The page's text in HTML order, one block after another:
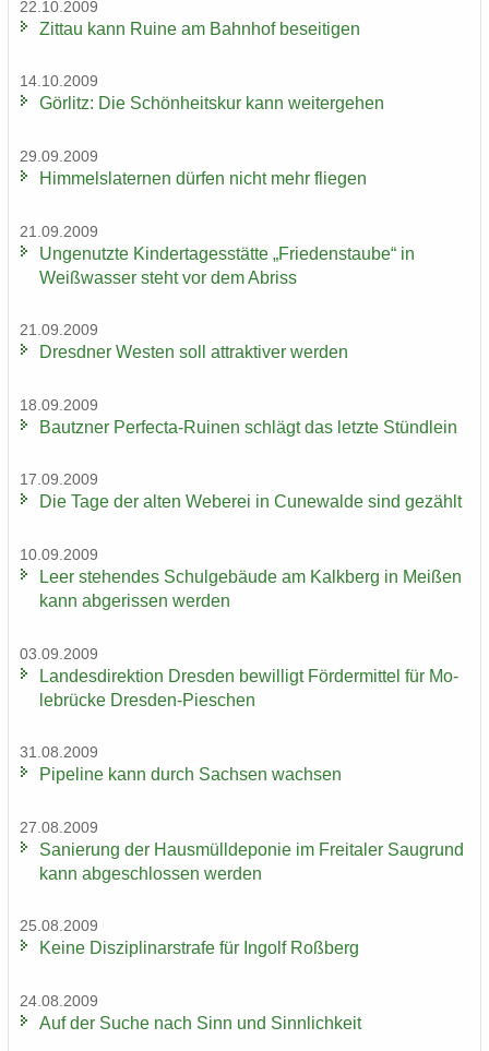
22.10.2009
Zit­tau kann Ruine am Bahn­hof be­sei­ti­gen
14.10.2009
Gör­litz: Die Schön­heits­kur kann wei­ter­ge­hen
29.09.2009
Him­mels­la­ter­nen dür­fen nicht mehr flie­gen
21.09.2009
Un­ge­nutz­te Kin­der­ta­ges­stät­te „Frie­dens­tau­be“ in
Weiß­was­ser steht vor dem Ab­riss
21.09.2009
Dresd­ner Wes­ten soll at­trak­ti­ver wer­den
18.09.2009
Bautz­ner Perfecta-​Ruinen schlägt das letz­te Stünd­lein
17.09.2009
Die Tage der alten We­be­rei in Cu­n­e­wal­de sind ge­zählt
10.09.2009
Leer ste­hen­des Schul­ge­bäu­de am Kalk­berg in Mei­ßen
kann ab­ge­ris­sen wer­den
03.09.2009
Lan­des­di­rek­ti­on Dres­den be­wil­ligt För­der­mit­tel für Mo­
le­brü­cke Dresden-​Pieschen
31.08.2009
Pipe­line kann durch Sach­sen wach­sen
27.08.2009
Sa­nie­rung der Haus­müll­de­po­nie im Frei­ta­ler Saugrund
kann ab­ge­schlos­sen wer­den
25.08.2009
Keine Dis­zi­pli­nar­stra­fe für In­golf Roß­berg
24.08.2009
Auf der Suche nach Sinn und Sinn­lich­keit